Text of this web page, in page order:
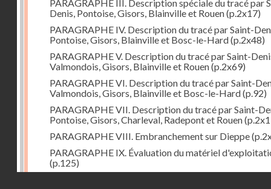
PARAGRAPHE III. Description spéciale du tracé par
Denis, Pontoise, Gisors, Blainville et Rouen(p.2x17)
PARAGRAPHE IV. Description du tracé par Saint-
Pontoise, Gisors, Blainville et Bosc-le-Hard(p.2x48)
PARAGRAPHE V. Description du tracé par Saint-
Valmondois, Gisors, Blainville et Rouen(p.2x69)
PARAGRAPHE VI. Description du tracé par Saint-
Valmondois, Gisors, Blainville et Bosc-le-Hard(p.92)
PARAGRAPHE VII. Description du tracé par Saint-
Pontoise, Gisors, Charleval, Radepont et Rouen
PARAGRAPHE VIII. Embranchement sur Dieppe
PARAGRAPHE IX. Évaluation du matériel
(p.125)